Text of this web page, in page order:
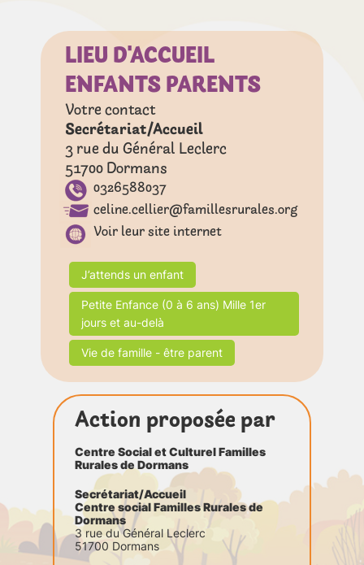
LIEU D'ACCUEIL
ENFANTS PARENTS
Votre contact
Secrétariat/Accueil
3 rue du Général Leclerc
51700Dormans
0326588037
celine.cellier@famillesrurales.org
Voir leur site internet
J’attends un enfant
Petite Enfance (0 à 6 ans) Mille 1er
jours et au-delà
Vie de famille - être parent
Action proposée par
Centre Social et Culturel Familles
Rurales de Dormans
Secrétariat/Accueil
Centre social Familles Rurales de
Dormans
3 rue du Général Leclerc
51700 Dormans